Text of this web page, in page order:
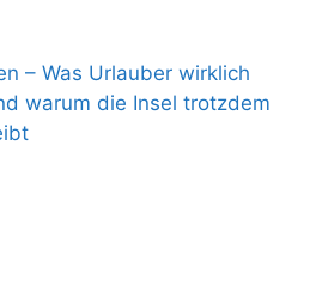
– Was Urlauber wirklich
warum die Insel trotzdem